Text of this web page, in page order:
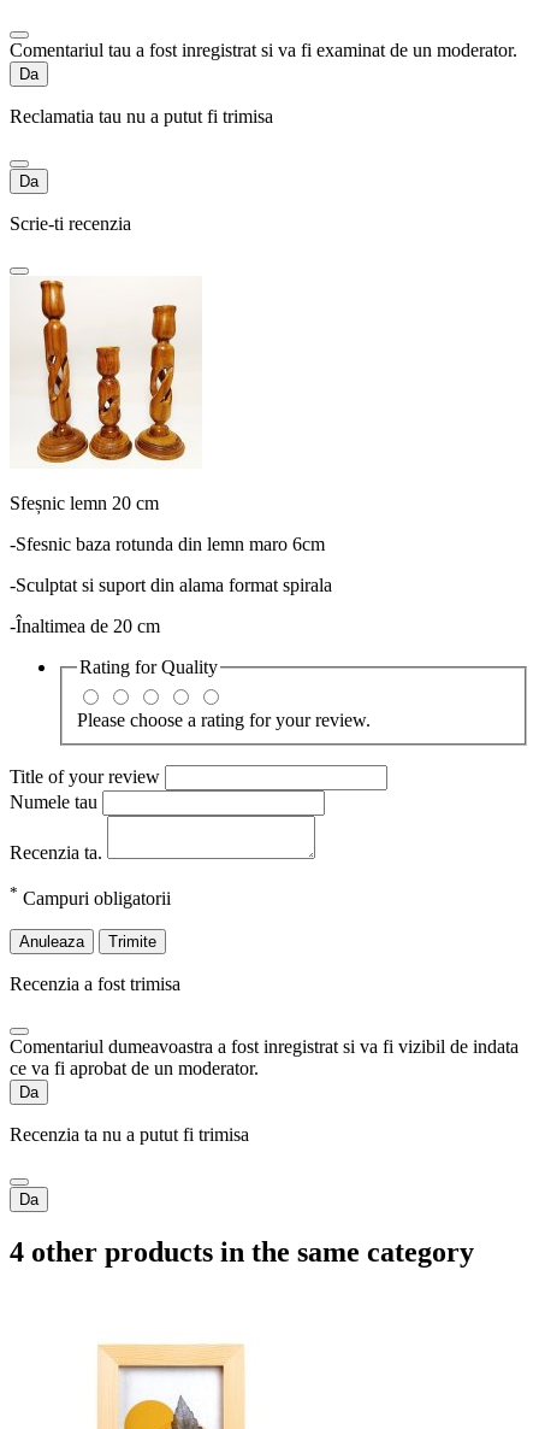
Comentariul tau a fost inregistrat si va fi examinat de un moderator.
Da
Reclamatia tau nu a putut fi trimisa
Da
Scrie-ti recenzia
Sfeșnic lemn 20 cm
-Sfesnic baza rotunda din lemn maro 6cm
-Sculptat si suport din alama format spirala
-Înaltimea de 20 cm
Rating forQuality
Please choose a rating for your review.
Title of your review
Numele tau
Recenzia ta.
* Campuri obligatorii
Anuleaza Trimite
Recenzia a fost trimisa
Comentariul dumeavoastra a fost inregistrat si va fi vizibil de indata
ce va fi aprobat de un moderator.
Da
Recenzia ta nu a putut fi trimisa
Da
4 other products in the same category